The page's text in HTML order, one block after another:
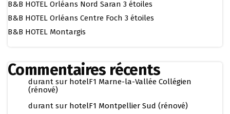
B&B HOTEL Orléans Nord Saran 3 étoiles
B&B HOTEL Orléans Centre Foch 3 étoiles
B&B HOTEL Montargis
Commentaires récents
durant sur hotelF1 Marne-la-Vallée Collégien
(rénové)
durant sur hotelF1 Montpellier Sud (rénové)